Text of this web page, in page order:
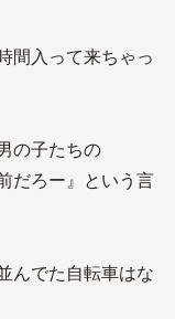
間入って来ちゃっ
の子たちの
だろー』という言
んでた自転車はな